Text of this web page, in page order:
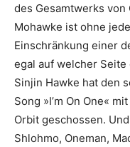
des Gesamtwerks von
Mohawke ist ohne
Einschränkung einer
egal auf welcher Seite
Sinjin Hawke hat den
Song »I’m On One«
Orbit geschossen.
Shlohmo, Oneman,